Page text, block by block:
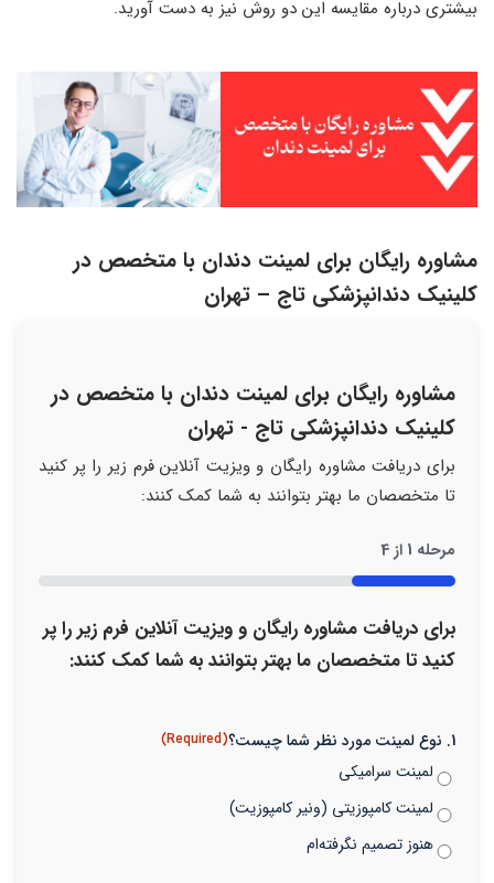
بیشتری درباره مقایسه این دو روش نیز به دست آورید.
مشاوره رایگان برای لمینت دندان با متخصص در
کلینیک دندانپزشکی تاج – تهران
مشاوره رایگان برای لمینت دندان با متخصص در
کلینیک دندانپزشکی تاج - تهران
برای دریافت مشاوره رایگان و ویزیت آنلاین فرم زیر را پر کنید
تا متخصصان ما بهتر بتوانند به شما کمک کنند:
مرحله 1 از4
25%
برای دریافت مشاوره رایگان و ویزیت آنلاین فرم زیر را پر
کنید تا متخصصان ما بهتر بتوانند به شما کمک کنند:
1. نوع لمینت مورد نظر شما چیست؟ (Required)
لمینت سرامیکی
لمینت کامپوزیتی (ونیر کامپوزیت)
هنوز تصمیم نگرفته‌ام